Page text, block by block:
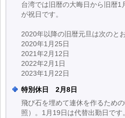
台湾では旧暦の大晦日から旧暦1
が祝日です。
2020年以降の旧暦元旦は次のと
2020年1月25日
2021年2月12日
2022年2月1日
2023年1月22日
特別休日 2月8日
飛び石を埋めて連休を作るため
照）。1月19日は代替出勤日です。